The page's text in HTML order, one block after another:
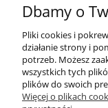
Dbamy o
Pliki cookies i
działanie strony i
potrzeb. Możesz
wszystkich tych
plików do swoich
Więcej o plikach